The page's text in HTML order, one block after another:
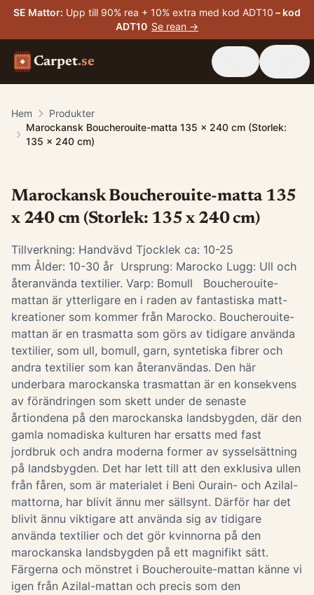
SE Mattor: Upp till 90% rea + 10% extra med kod ADT10 – kod
ADT10 Se rean →
Carpet.se
Hem
Produkter
Marockansk Boucherouite-matta 135 x 240 cm (Storlek:
135 x 240 cm)
Marockansk Boucherouite-matta 135
x 240 cm (Storlek: 135 x 240 cm)
Tillverkning: Handvävd Tjocklek ca: 10-25
mm Ålder: 10-30 år Ursprung: Marocko Lugg: Ull och
återanvända textilier. Varp: Bomull Boucherouite-
mattan är ytterligare en i raden av fantastiska matt-
kreationer som kommer från Marocko. Boucherouite-
mattan är en trasmatta som görs av tidigare använda
textilier, som ull, bomull, garn, syntetiska fibrer och
andra textilier som kan återanvändas. Den här
underbara marockanska trasmattan är en konsekvens
av förändringen som skett under de senaste
årtiondena på den marockanska landsbygden, där den
gamla nomadiska kulturen har ersatts med fast
jordbruk och andra moderna former av sysselsättning
på landsbygden. Det har lett till att den exklusiva ullen
från fåren, som är materialet i Beni Ourain- och Azilal-
mattorna, har blivit ännu mer sällsynt. Därför har det
blivit ännu viktigare att använda sig av tidigare
använda textilier och det gör kvinnorna på den
marockanska landsbygden på ett magnifikt sätt.
Färgerna och mönstret i Boucherouite-mattan känne vi
igen från Azilal-mattan och precis som den